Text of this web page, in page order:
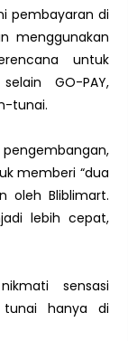
pembayaran di
menggunakan
untuk
GO-PAY,
tunai.
memberi “dua
oleh Bliblimart.
lebih cepat,
sensasi
hanya di